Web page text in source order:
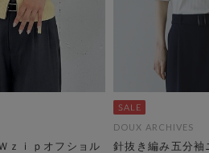
ｚｉｐオフショル
DOUX ARCHIVES
針抜き編み五分袖